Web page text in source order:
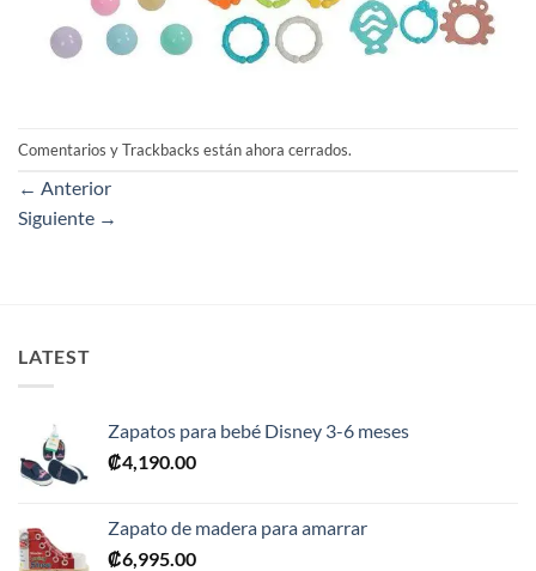
Comentarios y Trackbacks están ahora cerrados.
← Anterior
Siguiente →
LATEST
Zapatos para bebé Disney 3-6 meses
₡4,190.00
Zapato de madera para amarrar
₡6,995.00